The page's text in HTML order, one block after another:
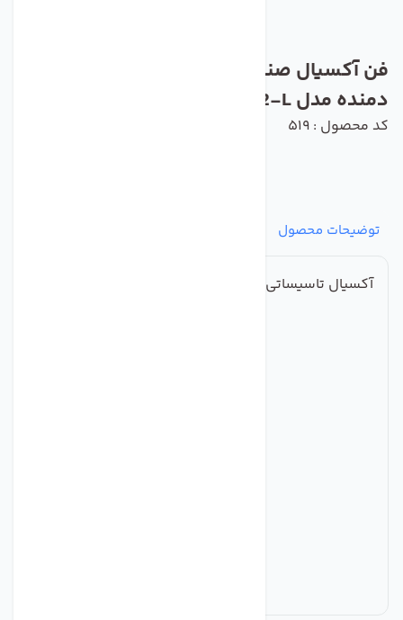
فن آکسیال صنعتی ایلکا فلزی معکوس
دمنده مدل VIK-40A4S2-L
کد محصول : 519
توضیحات محصول
آکسیال تاسیساتی